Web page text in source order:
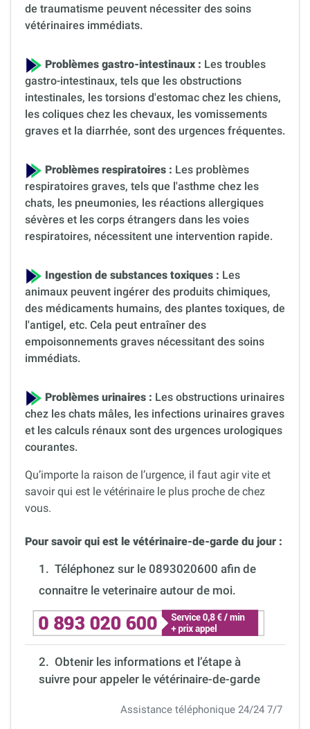
de traumatisme peuvent nécessiter des soins
vétérinaires immédiats.
Problèmes gastro-intestinaux : Les troubles
gastro-intestinaux, tels que les obstructions
intestinales, les torsions d'estomac chez les chiens,
les coliques chez les chevaux, les vomissements
graves et la diarrhée, sont des urgences fréquentes.
Problèmes respiratoires : Les problèmes
respiratoires graves, tels que l'asthme chez les
chats, les pneumonies, les réactions allergiques
sévères et les corps étrangers dans les voies
respiratoires, nécessitent une intervention rapide.
Ingestion de substances toxiques : Les
animaux peuvent ingérer des produits chimiques,
des médicaments humains, des plantes toxiques, de
l'antigel, etc. Cela peut entraîner des
empoisonnements graves nécessitant des soins
immédiats.
Problèmes urinaires : Les obstructions urinaires
chez les chats mâles, les infections urinaires graves
et les calculs rénaux sont des urgences urologiques
courantes.
Qu’importe la raison de l’urgence, il faut agir vite et
savoir qui est le vétérinaire le plus proche de chez
vous.
Pour savoir qui est le vétérinaire-de-garde du jour :
1. Téléphonez sur le 0893020600 afin de
connaitre le veterinaire autour de moi.
2. Obtenir les informations et l’étape à
suivre pour appeler le vétérinaire-de-garde
Assistance téléphonique 24/24 7/7